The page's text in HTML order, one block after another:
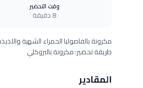
وقت التحضير
8 دقيقة
مكرونة بالفاصوليا الحمراء الشهية
طريقة تحضير: مكرونة بالبروكلي
المقادير